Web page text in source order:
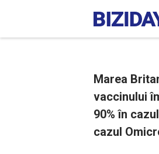
Marea
vaccinului
90% în
cazul